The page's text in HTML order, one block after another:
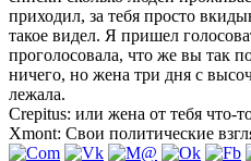
приходил, за тебя просто
такое видел. Я пришел
проголосовала, что же вы так
ничего, но жена три дня с
лежала.
Crepitus: или жена от тебя что-
Xmont: Свои политические